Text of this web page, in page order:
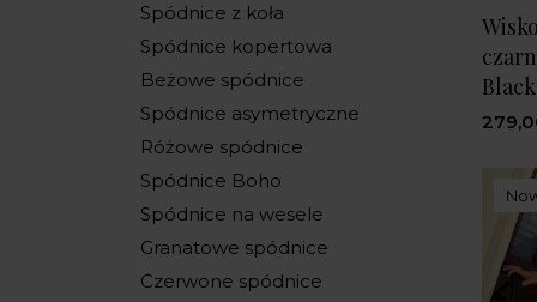
Spódnice z koła
Spódnice kopertowa
Beżowe spódnice
Spódnice asymetryczne
Różowe spódnice
Spódnice Boho
Spódnice na wesele
Granatowe spódnice
Czerwone spódnice